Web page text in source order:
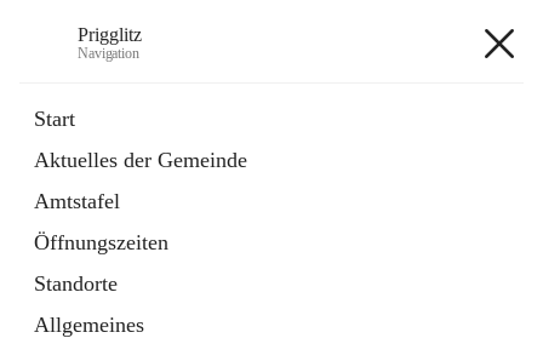
Prigglitz
Navigation
Start
Aktuelles der Gemeinde
Amtstafel
Öffnungszeiten
Standorte
Allgemeines
Externe Webseite
in
Tab
Gemeindezeitung
Ordner
öffnet
in
neuem
Tab